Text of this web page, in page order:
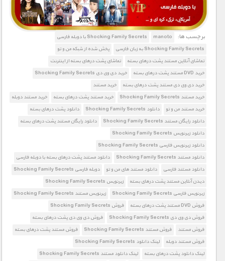
برچسب ها: manoto
Shocking Family Secrets با دوبله فارسی
Shocking Family Secrets به زبان فارسی
پخش شده از شبکه من و تو
تماشای آنلاین مستند پشت درهای بسته
تماشای پشت درهای بسته از اینترنت
خرید DVD مستند پشت درهای بسته
خرید دی وی دی Shocking Family Secrets
خرید دی وی دی مستند پشت درهای بسته
خرید مستند
خرید مستند Shocking Family Secrets
خرید مستند پشت درهای بسته
خرید مستند دوبله
خرید مستند من و تو
دانلود Shocking Family Secrets
دانلود پشت درهای بسته
دانلود رایگان مستند Shocking Family Secrets
دانلود رایگان مستند پشت درهای بسته
دانلود زیرنویس Shocking Family Secrets
دانلود زیرنویس فارسی Shocking Family Secrets
دانلود مستند Shocking Family Secrets
دانلود مستند پشت درهای بسته با دوبله فارسی
دانلود مستند فارسی
دانلود مستند های من و تو
دوبله فارسی Shocking Family Secrets
دیدن آنلاین مستند پشت درهای بسته
زیرنویس Shocking Family Secrets
زیرنویس فارسی Shocking Family Secrets
زیرنویس مستند Shocking Family Secrets
فروش DVD مستند پشت درهای بسته
فروش Shocking Family Secrets
فروش دی وی دی Shocking Family Secrets
فروش دی وی دی پشت درهای بسته
فروش مستند
فروش مستند Shocking Family Secrets
فروش مستند پشت درهای بسته
فروش مستند دوبله
لینک دانلود Shocking Family Secrets
لینک دانلود پشت درهای بسته
لینک دانلود مستند Shocking Family Secrets